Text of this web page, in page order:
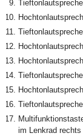
im Lenkrad rechts